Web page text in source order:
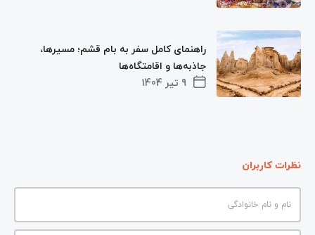
9 تیر 1404
راهنمای کامل سفر به بام قشم؛ مسیرها،
جاذبه‌ها و اقامتگاه‌ها
نظرات کاربران